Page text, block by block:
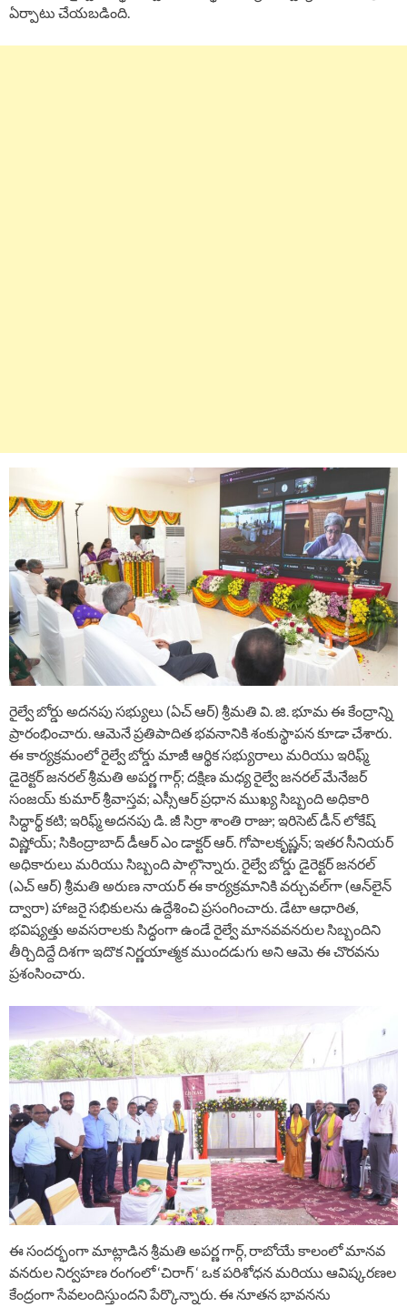
ఏర్పాటు చేయబడింది.
రైల్వే బోర్డు అదనపు సభ్యులు (ఏచ్ ఆర్) శ్రీమతి వి. జి. భూమ ఈ కేంద్రాన్ని
ప్రారంభించారు. ఆమెనే ప్రతిపాదిత భవనానికి శంకుస్థాపన కూడా చేశారు.
ఈ కార్యక్రమంలో రైల్వే బోర్డు మాజీ ఆర్థిక సభ్యురాలు మరియు ఇరిఫ్మ్
డైరెక్టర్ జనరల్ శ్రీమతి అపర్ణ గార్గ్; దక్షిణ మధ్య రైల్వే జనరల్ మేనేజర్
సంజయ్ కుమార్ శ్రీవాస్తవ; ఎస్సీఆర్ ప్రధాన ముఖ్య సిబ్బంది అధికారి
సిద్ధార్థ్ కటి; ఇరిఫ్మ్ అదనపు డి. జీ సిర్రా శాంతి రాజు; ఇరిసెట్ డీన్ లోకేష్
విష్ణోయ్; సికింద్రాబాద్ డీఆర్ ఎం డాక్టర్ ఆర్. గోపాలకృష్ణన్; ఇతర సీనియర్
అధికారులు మరియు సిబ్బంది పాల్గొన్నారు. రైల్వే బోర్డు డైరెక్టర్ జనరల్
(ఎచ్ ఆర్) శ్రీమతి అరుణ నాయర్ ఈ కార్యక్రమానికి వర్చువల్‌గా (ఆన్‌లైన్
ద్వారా) హాజరై సభికులను ఉద్దేశించి ప్రసంగించారు. డేటా ఆధారిత,
భవిష్యత్తు అవసరాలకు సిద్ధంగా ఉండే రైల్వే మానవవనరుల సిబ్బందిని
తీర్చిదిద్దే దిశగా ఇదొక నిర్ణయాత్మక ముందడుగు అని ఆమె ఈ చొరవను
ప్రశంసించారు.
ఈ సందర్భంగా మాట్లాడిన శ్రీమతి అపర్ణ గార్గ్, రాబోయే కాలంలో మానవ
వనరుల నిర్వహణ రంగంలో ‘చిరాగ్ ‘ ఒక పరిశోధన మరియు ఆవిష్కరణల
కేంద్రంగా సేవలందిస్తుందని పేర్కొన్నారు. ఈ నూతన భావనను